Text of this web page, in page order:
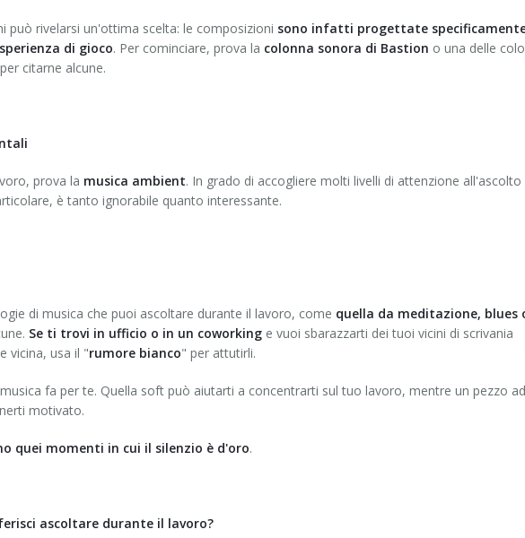
può rivelarsi un'ottima scelta: le composizioni sono infatti progettate
di gioco. Per cominciare, prova la colonna sonora di Bastion o una delle
citarne alcune.
prova la musica ambient. In grado di accogliere molti livelli di attenzione all'ascolto
è tanto ignorabile quanto interessante.
di musica che puoi ascoltare durante il lavoro, come quella da meditazione, blues
Se ti trovi in ufficio o in un coworking e vuoi sbarazzarti dei tuoi vicini di scrivania
vicina, usa il "rumore bianco" per attutirli.
fa per te. Quella soft può aiutarti a concentrarti sul tuo lavoro, mentre un pezzo ad
motivato.
quei momenti in cui il silenzio è d'oro.
ascoltare durante il lavoro?